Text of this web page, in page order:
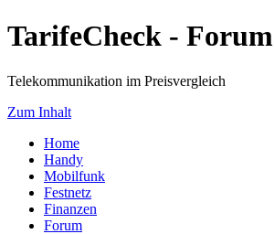
TarifeCheck - Forum
Telekommunikation im Preisvergleich
Zum Inhalt
Home
Handy
Mobilfunk
Festnetz
Finanzen
Forum